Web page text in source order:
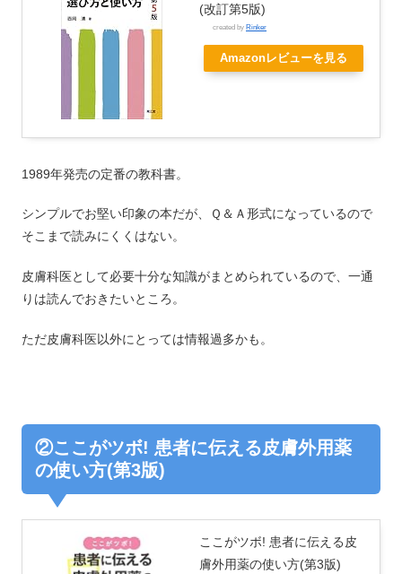
(改訂第5版)
created by Rinker
Amazonレビューを見る
1989年発売の定番の教科書。
シンプルでお堅い印象の本だが、Ｑ＆Ａ形式になっているので
そこまで読みにくくはない。
皮膚科医として必要十分な知識がまとめられているので、一通
りは読んでおきたいところ。
ただ皮膚科医以外にとっては情報過多かも。
②ここがツボ! 患者に伝える皮膚外用薬
の使い方(第3版)
ここがツボ! 患者に伝える皮
膚外用薬の使い方(第3版)